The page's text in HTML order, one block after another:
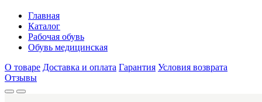
Главная
Каталог
Рабочая обувь
Обувь медицинская
О товаре Доставка и оплата Гарантия Условия возврата
Отзывы